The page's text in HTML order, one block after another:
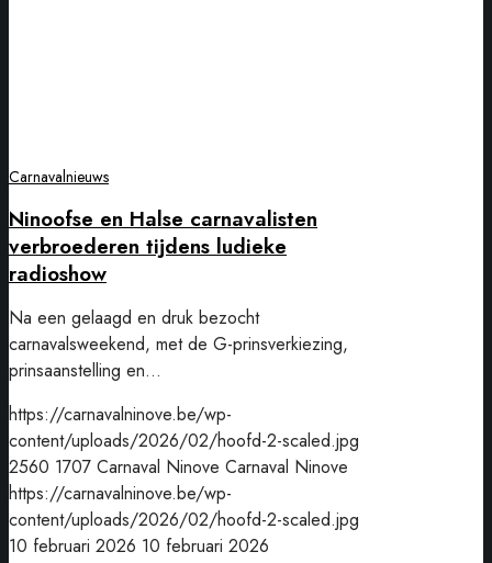
Carnavalnieuws
Ninoofse en Halse carnavalisten
verbroederen tijdens ludieke
radioshow
Na een gelaagd en druk bezocht
carnavalsweekend, met de G-prinsverkiezing,
prinsaanstelling en…
https://carnavalninove.be/wp-
content/uploads/2026/02/hoofd-2-scaled.jpg
2560 1707 Carnaval Ninove Carnaval Ninove
https://carnavalninove.be/wp-
content/uploads/2026/02/hoofd-2-scaled.jpg
10 februari 2026 10 februari 2026